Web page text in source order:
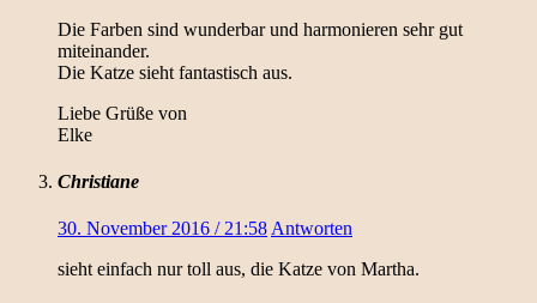
Die Farben sind wunderbar und harmonieren sehr gut
miteinander.
Die Katze sieht fantastisch aus.
Liebe Grüße von
Elke
Christiane
30. November 2016 / 21:58Antworten
sieht einfach nur toll aus, die Katze von Martha.